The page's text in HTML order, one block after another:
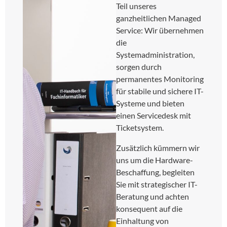
Teil unseres
ganzheitlichen Managed
Service: Wir übernehmen
die
Systemadministration,
sorgen durch
permanentes Monitoring
für stabile und sichere IT-
Systeme und bieten
einen Servicedesk mit
Ticketsystem.
Zusätzlich kümmern wir
uns um die Hardware-
Beschaffung, begleiten
Sie mit strategischer IT-
Beratung und achten
konsequent auf die
Einhaltung von